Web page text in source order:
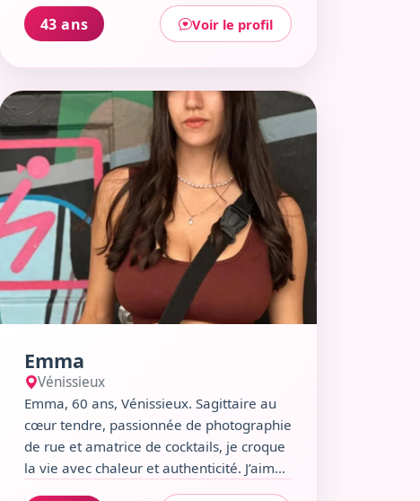
comme un bon plat italien ou une session
spa. Si tu aimes discuter autour d’un café,
partager une sortie culturelle ou
simplement profiter d’un moment simple,
je suis celle qu’il te faut !
43 ans Voir le profil
Voir le profil de Emma
Emma
Vénissieux
Emma, 60 ans, Vénissieux. Sagittaire au
cœur tendre, passionnée de photographie
de rue et amatrice de cocktails, je croque
la vie avec chaleur et authenticité. J’aime
flâner, discuter autour d’un bon café ou